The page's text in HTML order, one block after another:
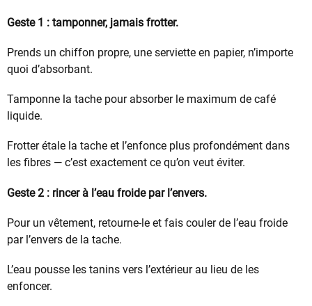
Geste 1 : tamponner, jamais frotter.
Prends un chiffon propre, une serviette en papier, n’importe
quoi d’absorbant.
Tamponne la tache pour absorber le maximum de café
liquide.
Frotter étale la tache et l’enfonce plus profondément dans
les fibres — c’est exactement ce qu’on veut éviter.
Geste 2 : rincer à l’eau froide par l’envers.
Pour un vêtement, retourne-le et fais couler de l’eau froide
par l’envers de la tache.
L’eau pousse les tanins vers l’extérieur au lieu de les
enfoncer.